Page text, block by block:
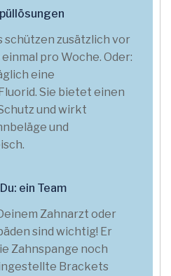
schützen zusätzlich vor
pro Woche. Oder:
eine
Sie bietet einen
und wirkt
und
ein Team
Zahnarzt oder
sind wichtig! Er
Zahnspange noch
Brackets